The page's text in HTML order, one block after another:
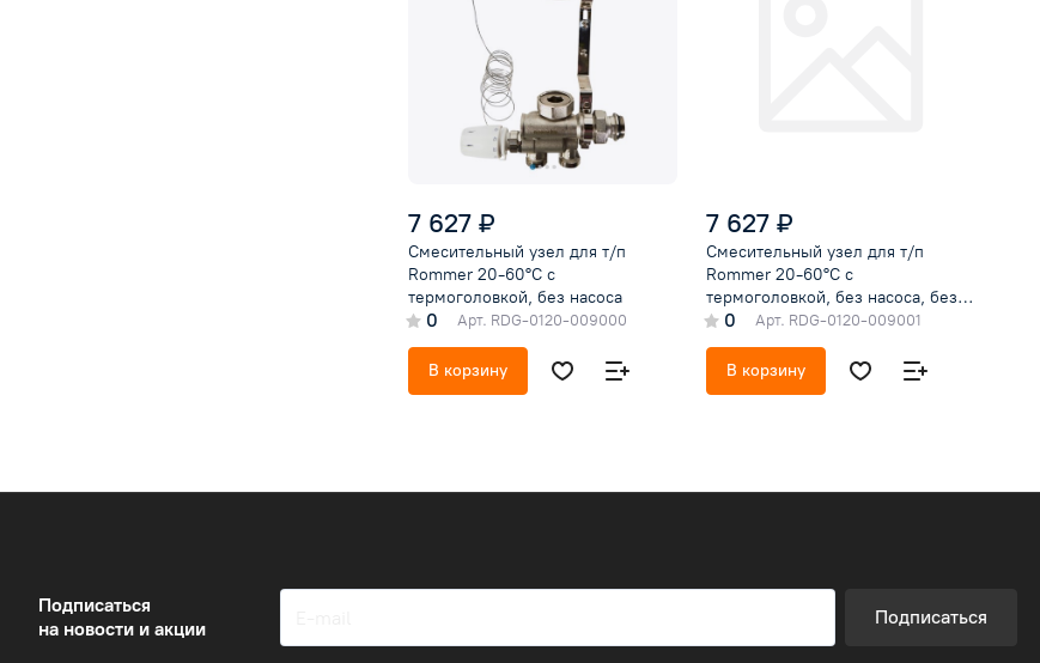
7 627 ₽
Смесительный узел для т/п
Rommer 20-60°C с
термоголовкой, без насоса
0 Арт. RDG-0120-009000
В корзину
7 627 ₽
Смесительный узел для т/п
Rommer 20-60°C с
термоголовкой, без насоса, без
кронштейна
0 Арт. RDG-0120-009001
В корзину
Подписаться
на новости и акции
Подписаться